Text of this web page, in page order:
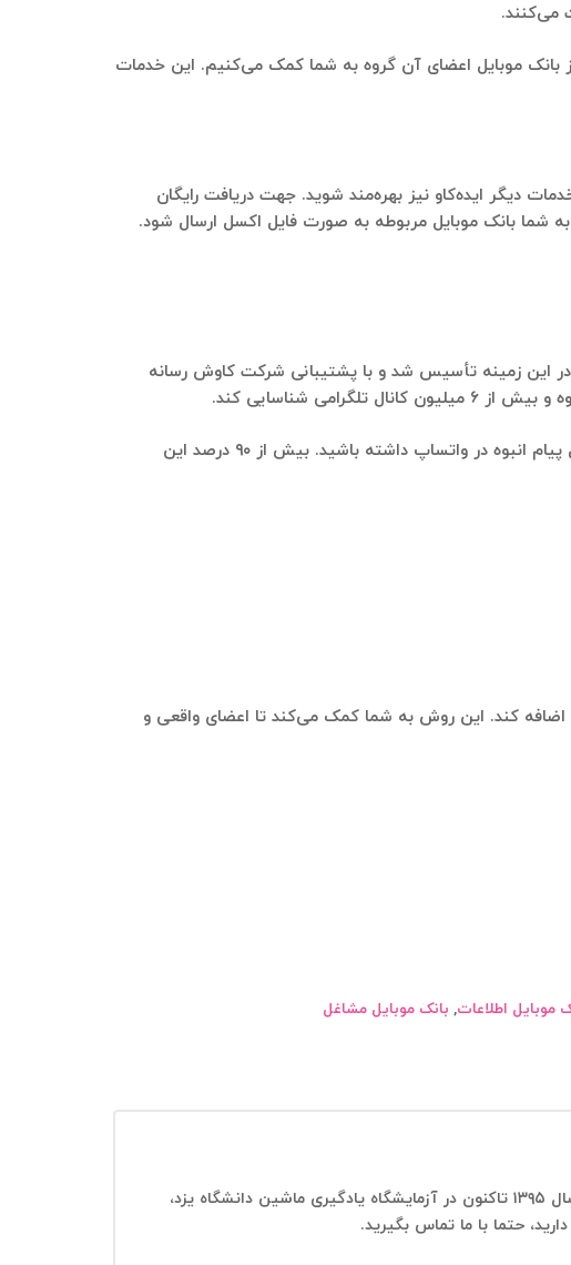
می‌کنند.
بانک موبایل اعضای آن گروه به شما کمک می‌کنیم. این خدمات
دیگر ایده‌کاو نیز بهره‌مند شوید. جهت دریافت رایگان
شما بانک موبایل مربوطه به صورت فایل اکسل ارسال شود.
بر رصد لحظه‌ای شبکه‌های اجتماعی و به ویژه تلگرام است. از سال ۹۵ با تز دکترایی در این زمینه تأسیس شد و با پشتیبانی شرکت کاوش رسانه
همچنین این بانک اطلاعاتی به شما این امکان را می‌دهد تا تبلیغات هدفمند و مؤثری از طریق تماس تلفنی یا ارسال پیام انبوه در واتساپ داشته باشید. بیش از ۹۰ درصد این
اضافه کند. این روش به شما کمک می‌کند تا اعضای واقعی و
موبایل اطلاعات, بانک موبایل مشاغل
من محمد هستم و در حال حاضر دانشیار دانشکده مهندسی کامیپیوتر دانشگاه یزد هستم. از سال ۱۳۹۵ تاکنون در آزمایشگاه یادگیری ماشین دانشگاه یزد،
حتما با ما تماس بگیرید.